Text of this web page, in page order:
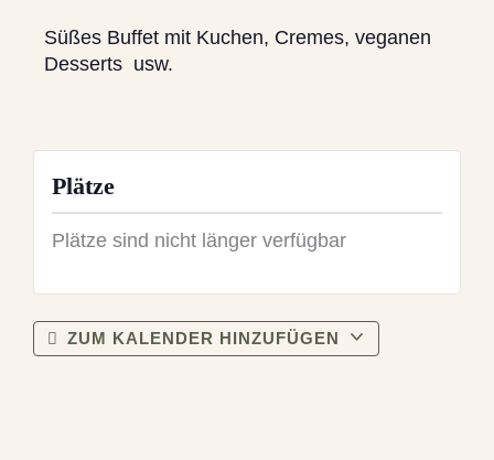
Süßes Buffet mit Kuchen, Cremes, veganen
Desserts usw.
Plätze
Plätze sind nicht länger verfügbar
ZUM KALENDER HINZUFÜGEN